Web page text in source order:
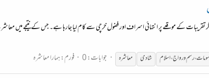
تقریبات کے موقعے پر انتہائی اسراف اور فضول خرچی سے کام لیا جارہا ہے۔ جس کے نتیجے میں
رسم و رواج، اسلام شادی معاشرہ جوابات: 0 فورم:ہمارا معاشرہ